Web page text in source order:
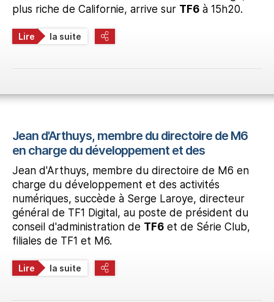
plus riche de Californie, arrive sur TF6 à 15h20.
Lire la suite
Jean d'Arthuys, membre du directoire de M6
en charge du développement et des
Jean d'Arthuys, membre du directoire de M6 en
charge du développement et des activités
numériques, succède à Serge Laroye, directeur
général de TF1 Digital, au poste de président du
conseil d'administration de TF6 et de Série Club,
filiales de TF1 et M6.
Lire la suite